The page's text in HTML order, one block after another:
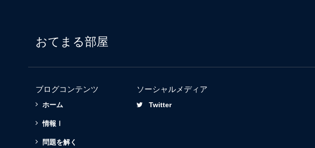
おてまる部屋
ブログコンテンツ
ホーム
情報Ⅰ
問題を解く
ソーシャルメディア
Twitter